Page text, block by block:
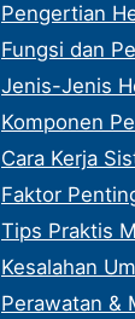
Pengertian
Fungsi dan
Jenis-Jenis
Komponen
Cara Kerja
Faktor
Tips Praktis
Kesalahan
Perawatan &